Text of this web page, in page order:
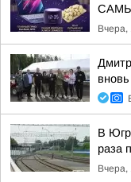
Вчера,
В
раза
Вчера,